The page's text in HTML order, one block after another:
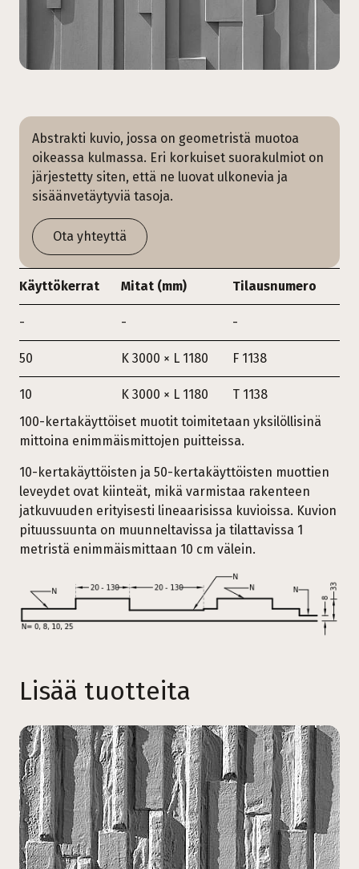
Abstrakti kuvio, jossa on geometristä muotoa
oikeassa kulmassa. Eri korkuiset suorakulmiot on
järjestetty siten, että ne luovat ulkonevia ja
sisäänvetäytyviä tasoja.
Ota yhteyttä
Käyttökerrat Mitat (mm) Tilausnumero
- - -
50 K 3000 × L 1180 F 1138
10 K 3000 × L 1180
T 1138
100-kertakäyttöiset muotit toimitetaan yksilöllisinä
mittoina enimmäismittojen puitteissa.
10-kertakäyttöisten ja 50-kertakäyttöisten muottien
leveydet ovat kiinteät, mikä varmistaa rakenteen
jatkuvuuden erityisesti lineaarisissa kuvioissa. Kuvion
pituussuunta on muunneltavissa ja tilattavissa 1
metristä enimmäismittaan 10 cm välein.
Lisää tuotteita